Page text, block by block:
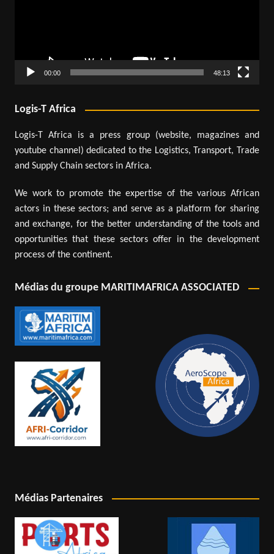
00:00 48:13
Logis-T Africa
Logis-T Africa is a press group (website, magazines and
youtube channel) dedicated to the Logistics, Transport, Trade
and Supply Chain sectors in Africa.
We work to promote the expertise of the various African
actors in these sectors; and serve as a platform for sharing
and exchange, for the better understanding of the tools and
opportunities that these sectors offer in the development
process of the continent.
Médias du groupe MARITIMAFRICA ASSOCIATED
Médias Partenaires